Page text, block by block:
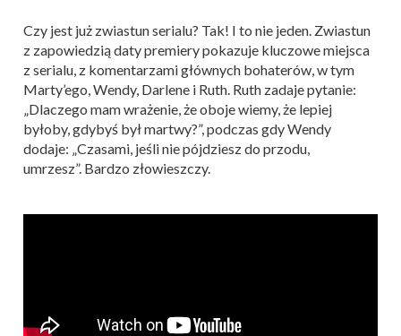
Czy jest już zwiastun serialu? Tak! I to nie jeden. Zwiastun
z zapowiedzią daty premiery pokazuje kluczowe miejsca
z serialu, z komentarzami głównych bohaterów, w tym
Marty’ego, Wendy, Darlene i Ruth. Ruth zadaje pytanie:
„Dlaczego mam wrażenie, że oboje wiemy, że lepiej
byłoby, gdybyś był martwy?”, podczas gdy Wendy
dodaje: „Czasami, jeśli nie pójdziesz do przodu,
umrzesz”. Bardzo złowieszczy.